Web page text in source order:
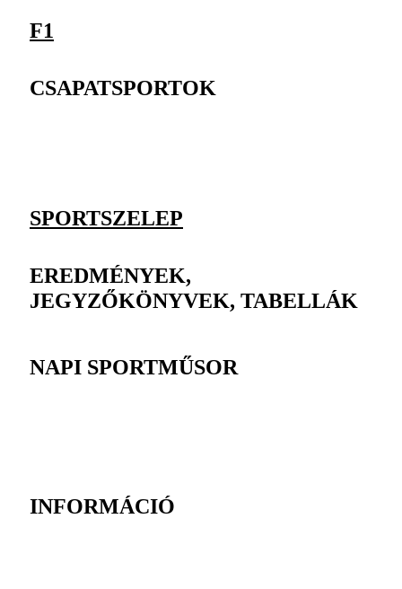
F1
CSAPATSPORTOK
SPORTSZELEP
EREDMÉNYEK,
JEGYZŐKÖNYVEK, TABELLÁK
NAPI SPORTMŰSOR
INFORMÁCIÓ